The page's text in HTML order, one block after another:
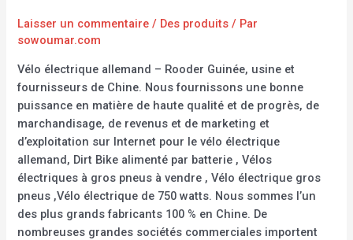
Laisser un commentaire / Des produits / Par
sowoumar.com
Vélo électrique allemand – Rooder Guinée, usine et
fournisseurs de Chine. Nous fournissons une bonne
puissance en matière de haute qualité et de progrès, de
marchandisage, de revenus et de marketing et
d’exploitation sur Internet pour le vélo électrique
allemand, Dirt Bike alimenté par batterie , Vélos
électriques à gros pneus à vendre , Vélo électrique gros
pneus ,Vélo électrique de 750 watts. Nous sommes l’un
des plus grands fabricants 100 % en Chine. De
nombreuses grandes sociétés commerciales importent